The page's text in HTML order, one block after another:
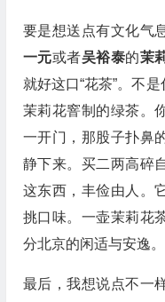
要是想送点有文化气
一元或者吴裕泰的茉
就好这口“花茶”。不
茉莉花窨制的绿茶。
一开门，那股子扑鼻
静下来。买二两高碎
这东西，丰俭由人。
挑口味。一壶茉莉花
分北京的闲适与安逸。
最后，我想说点不一